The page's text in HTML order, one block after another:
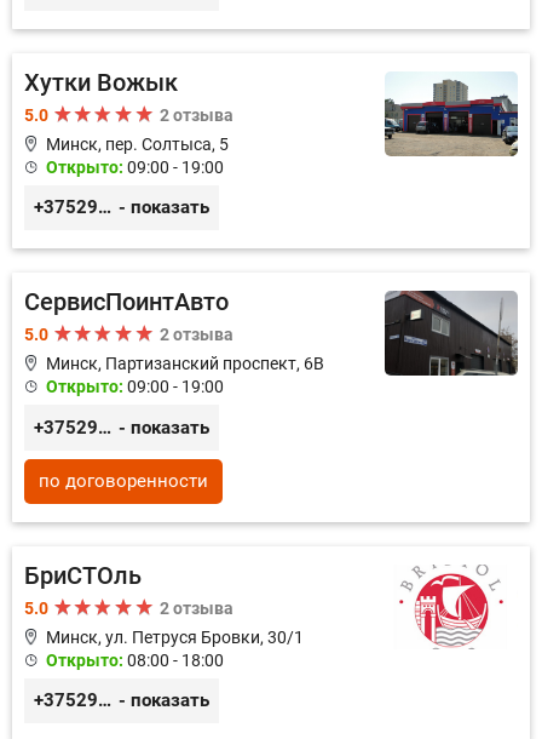
Хутки Вожык
5.0
2 отзыва
Минск, пер. Солтыса, 5
Открыто: 09:00 - 19:00
+375293714433 - показать
СервисПоинтАвто
5.0
2 отзыва
Минск, Партизанский проспект, 6В
Открыто: 09:00 - 19:00
+375296035003 - показать
по договоренности
БриСТОль
5.0
2 отзыва
Минск, ул. Петруся Бровки, 30/1
Открыто: 08:00 - 18:00
+375291125312 - показать